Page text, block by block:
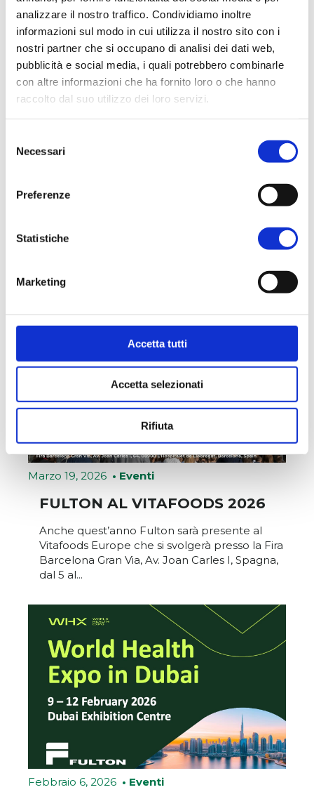
analizzare il nostro traffico. Condividiamo inoltre
informazioni sul modo in cui utilizza il nostro sito con i
nostri partner che si occupano di analisi dei dati web,
pubblicità e social media, i quali potrebbero combinarle
con altre informazioni che ha fornito loro o che hanno
raccolto dal suo utilizzo dei loro servizi.
delNecessari
Preferenze
Statistiche
Marketing
Accetta tutti
Accetta selezionati
Rifiuta
Notizie Archivio Notizie
Luglio 24, 2026
Fulton sarà presente al prossimo CPHI
presso Fiera Milano dal 6 al 8 ottobre. Puoi
venire a trovarci...
Marzo 19, 2026 • Eventi
FULTON AL VITAFOODS 2026
Anche quest’anno Fulton sarà presente al
Vitafoods Europe che si svolgerà presso la Fira
Barcelona Gran Via, Av. Joan Carles I, Spagna,
dal 5 al...
Febbraio 6, 2026 • Eventi